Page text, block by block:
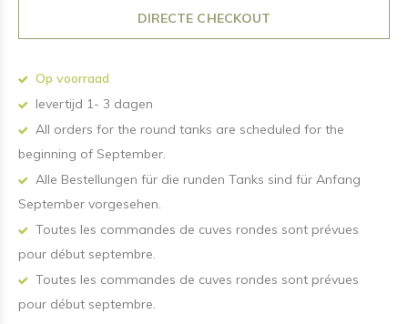
DIRECTE CHECKOUT
Op voorraad
levertijd 1- 3 dagen
All orders for the round tanks are scheduled for the
beginning of September.
Alle Bestellungen für die runden Tanks sind für Anfang
September vorgesehen.
Toutes les commandes de cuves rondes sont prévues
pour début septembre.
Toutes les commandes de cuves rondes sont prévues
pour début septembre.